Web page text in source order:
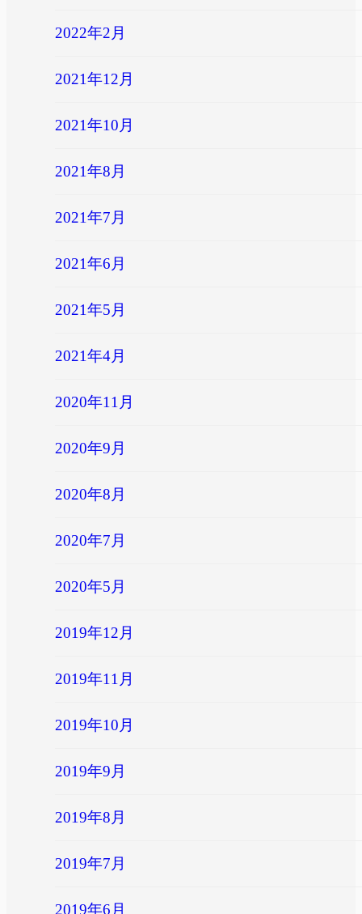
2022年2月
2021年12月
2021年10月
2021年8月
2021年7月
2021年6月
2021年5月
2021年4月
2020年11月
2020年9月
2020年8月
2020年7月
2020年5月
2019年12月
2019年11月
2019年10月
2019年9月
2019年8月
2019年7月
2019年6月